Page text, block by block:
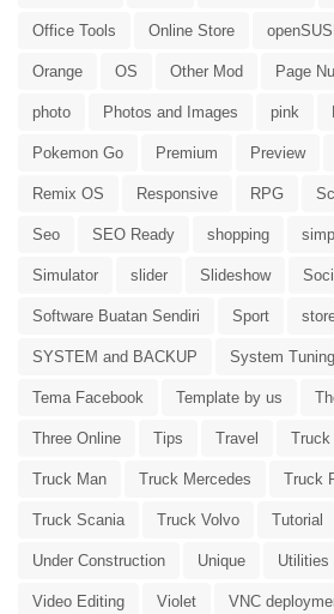
Office Tools Online Store
Orange OS Other Mod Page
photo Photos and Images pink
Pokemon Go Premium Preview
Remix OS Responsive RPG
Seo SEO Ready shopping
Simulator slider Slideshow
Software Buatan Sendiri Sport
SYSTEM and BACKUP System Tuning
Tema Facebook Template by us
Three Online Tips Travel Truck
Truck Man Truck Mercedes Truck
Truck Scania Truck Volvo Tutorial
Under Construction Unique Utilities
Video Editing Violet VNC